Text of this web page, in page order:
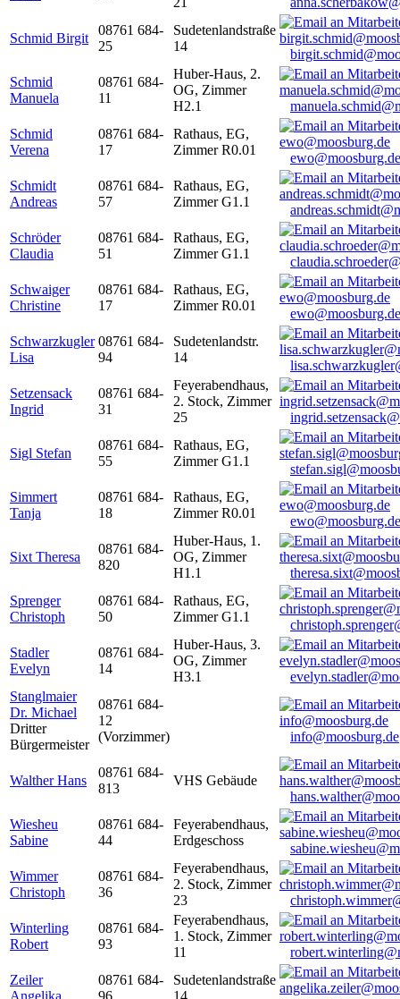
Schmid Birgit
08761 684-
25
Sudetenlandstraße
14
Schmid
Manuela
08761 684-
11
Huber-Haus, 2.
OG, Zimmer
H2.1
Schmid
Verena
08761 684-
17
Rathaus, EG,
Zimmer R0.01
ewo@moosburg.de
Schmidt
Andreas
08761 684-
57
Rathaus, EG,
Zimmer G1.1
Schröder
Claudia
08761 684-
51
Rathaus, EG,
Zimmer G1.1
Schwaiger
Christine
08761 684-
17
Rathaus, EG,
Zimmer R0.01
ewo@moosburg.de
Schwarzkugler
Lisa
08761 684-
94
Sudetenlandstr.
14
Setzensack
Ingrid
08761 684-
31
Feyerabendhaus,
2. Stock, Zimmer
25
Sigl Stefan
08761 684-
55
Rathaus, EG,
Zimmer G1.1
Simmert
Tanja
08761 684-
18
Rathaus, EG,
Zimmer R0.01
ewo@moosburg.de
Sixt Theresa
08761 684-
820
Huber-Haus, 1.
OG, Zimmer
H1.1
Sprenger
Christoph
08761 684-
50
Rathaus, EG,
Zimmer G1.1
Stadler
Evelyn
08761 684-
14
Huber-Haus, 3.
OG, Zimmer
H3.1
Stanglmaier
Dr. Michael
Dritter
Bürgermeister
08761 684-
12
(Vorzimmer)
info@moosburg.de
Walther Hans
08761 684-
813
VHS Gebäude
Wiesheu
Sabine
08761 684-
44
Feyerabendhaus,
Erdgeschoss
Wimmer
Christoph
08761 684-
36
Feyerabendhaus,
2. Stock, Zimmer
23
Winterling
Robert
08761 684-
93
Feyerabendhaus,
1. Stock, Zimmer
11
Zeiler
Angelika
08761 684-
96
Sudetenlandstraße
14